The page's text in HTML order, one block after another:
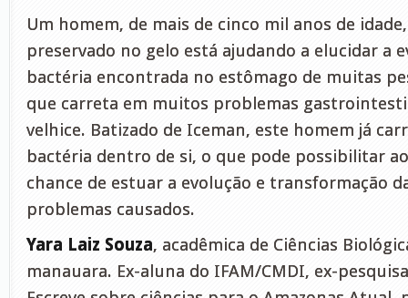
Um homem, de mais de cinco mil anos de
preservado no gelo está ajudando a elucidar a
bactéria encontrada no estômago de muitas
que carreta em muitos problemas
velhice. Batizado de Iceman, este homem já
bactéria dentro de si, o que pode possibilitar
chance de estuar a evolução e transformação
problemas causados.
Yara Laiz Souza, acadêmica de Ciências
manauara. Ex-aluna do IFAM/CMDI, ex-